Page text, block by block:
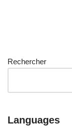
Rechercher
Languages